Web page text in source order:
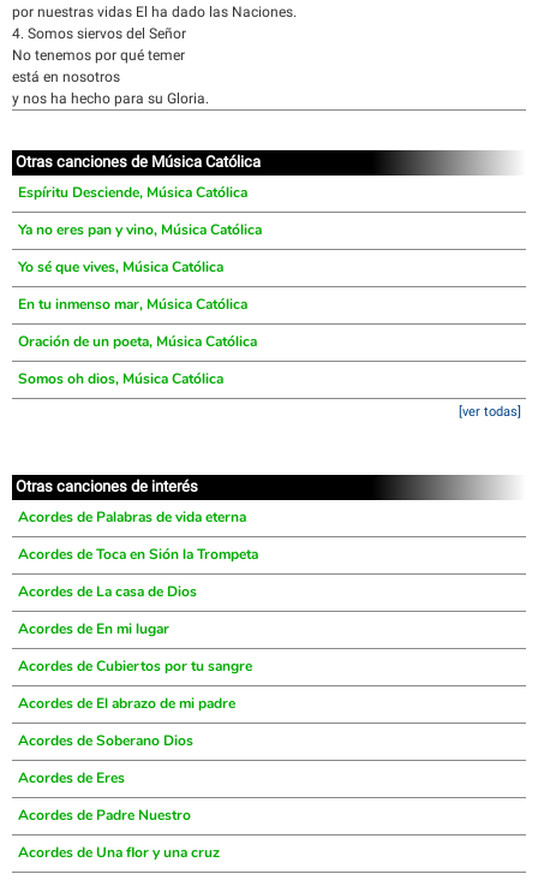
por nuestras vidas El ha dado las Naciones.
4. Somos siervos del Señor
No tenemos por qué temer
está en nosotros
y nos ha hecho para su Gloria.
Otras canciones de Música Católica
Espíritu Desciende, Música Católica
Ya no eres pan y vino, Música Católica
Yo sé que vives, Música Católica
En tu inmenso mar, Música Católica
Oración de un poeta, Música Católica
Somos oh dios, Música Católica
[ver todas]
Otras canciones de interés
Acordes de Palabras de vida eterna
Acordes de Toca en Sión la Trompeta
Acordes de La casa de Dios
Acordes de En mi lugar
Acordes de Cubiertos por tu sangre
Acordes de El abrazo de mi padre
Acordes de Soberano Dios
Acordes de Eres
Acordes de Padre Nuestro
Acordes de Una flor y una cruz